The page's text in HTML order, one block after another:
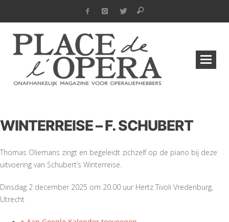
WINTERREISE – F. SCHUBERT
Thomas Oliemans zingt en begeleidt zichzelf op de piano bij deze
uitvoering van Schubert’s Winterreise.
Dinsdag 2 december 2025 om 20.00 uur Hertz Tivoli Vredenburg,
Utrecht